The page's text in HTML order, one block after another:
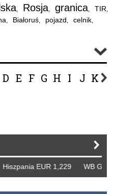
, Rosja, granica, TIR,
, Białoruś, pojazd, celnik,
D E F G H I J K L
EUR 1,229 WB GBP